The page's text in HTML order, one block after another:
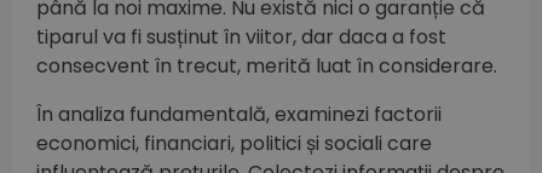
până la noi maxime. Nu există nici o garanție că
tiparul va fi susținut în viitor, dar daca a fost
consecvent în trecut, merită luat în considerare.
În analiza fundamentală, examinezi factorii
economici, financiari, politici și sociali care